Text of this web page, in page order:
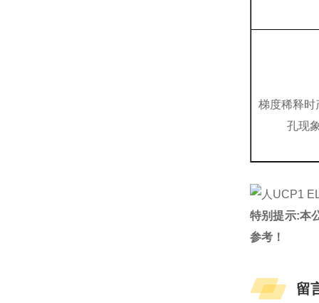
梯度稀释时
孔现
特别提示:本
参考！
留